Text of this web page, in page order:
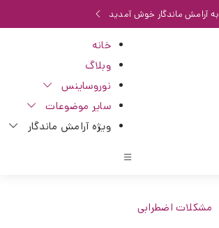
به آرامش ماندگار خوش آمدید
خانه
وبلاگ
نوروساینس
سایر موضوعات
ویژه آرامش ماندگار
مشکلات اضطرابی